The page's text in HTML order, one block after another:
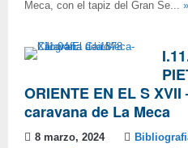
Meca, con el tapiz del Gran Se... »
ORIENTE EN EL S
caravana de La Meca
8 marzo, 2024